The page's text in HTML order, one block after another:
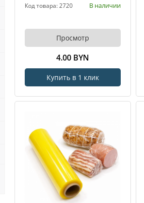
Код товара: 2720 В наличии
Просмотр
4.00 BYN
Купить в 1 клик